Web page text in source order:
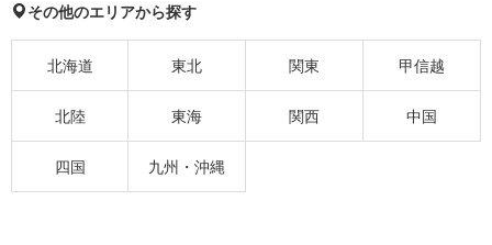
その他のエリアから探す
北海道 東北 関東 甲信越
北陸 東海 関西 中国
四国 九州・沖縄